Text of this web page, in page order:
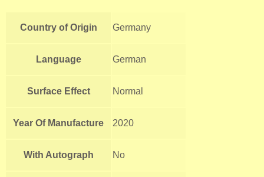
Country of Origin Germany
Language German
Surface Effect Normal
Year Of Manufacture 2020
With Autograph No